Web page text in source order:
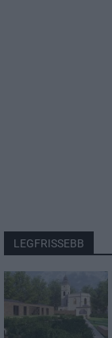
LEGFRISSEBB